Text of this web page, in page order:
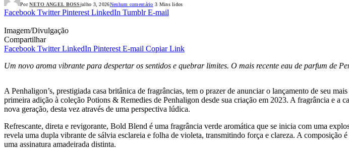
Por NETO ANGEL BOSSjulho 3, 2026Nenhum comentário 3 Mins lidos
Facebook Twitter Pinterest LinkedIn Tumblr E-mail
Imagem/Divulgação
Compartilhar
Facebook Twitter LinkedIn Pinterest E-mail Copiar Link
Um novo aroma vibrante para despertar os sentidos e quebrar limites. O mais recente eau de parfum de
A Penhaligon’s, prestigiada casa britânica de fragrâncias, tem o prazer de anunciar o lançamento de seu
primeira adição à coleção Potions & Remedies de Penhaligon desde sua criação em 2023. A fragrância e a
nova geração, desta vez através de uma perspectiva lúdica.
Refrescante, direta e revigorante, Bold Blend é uma fragrância verde aromática que se inicia com uma
revela uma dupla vibrante de sálvia esclareia e folha de violeta, transmitindo força e clareza. A
uma assinatura amadeirada distinta.